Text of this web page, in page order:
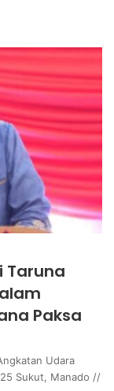
Taruna
Paksa
Udara
Sukut, Manado //